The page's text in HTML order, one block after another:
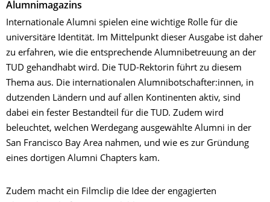
Alumnimagazins
Internationale Alumni spielen eine wichtige Rolle für die
universitäre Identität. Im Mittelpunkt dieser Ausgabe ist daher
zu erfahren, wie die entsprechende Alumnibetreuung an der
TUD gehandhabt wird. Die TUD-Rektorin führt zu diesem
Thema aus. Die internationalen Alumnibotschafter:innen, in
dutzenden Ländern und auf allen Kontinenten aktiv, sind
dabei ein fester Bestandteil für die TUD. Zudem wird
beleuchtet, welchen Werdegang ausgewählte Alumni in der
San Francisco Bay Area nahmen, und wie es zur Gründung
eines dortigen Alumni Chapters kam.
Zudem macht ein Filmclip die Idee der engagierten